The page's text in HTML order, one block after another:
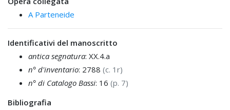
A Parteneide
Identificativi del manoscritto
antica segnatura: XX.4.a
n° d'inventario: 2788 (c. 1r)
n° di Catalogo Bassi: 16 (p. 7)
Bibliografia